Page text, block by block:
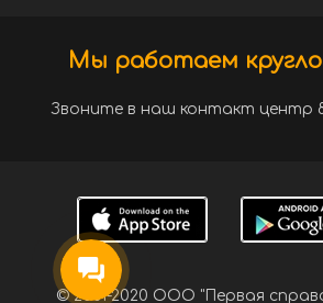
Мы работаем
Звоните в наш контакт центр 8
© 2001-2020 ООО "Первая